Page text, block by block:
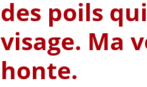
des poils
visage. Ma
honte.